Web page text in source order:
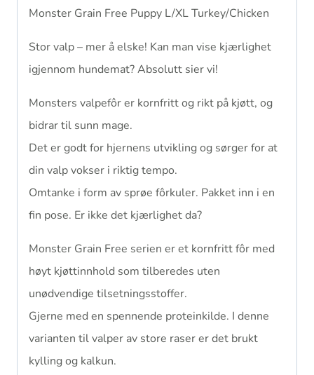
Monster Grain Free Puppy L/XL Turkey/Chicken
Stor valp – mer å elske! Kan man vise kjærlighet
igjennom hundemat? Absolutt sier vi!
Monsters valpefôr er kornfritt og rikt på kjøtt, og
bidrar til sunn mage.
Det er godt for hjernens utvikling og sørger for at
din valp vokser i riktig tempo.
Omtanke i form av sprøe fôrkuler. Pakket inn i en
fin pose. Er ikke det kjærlighet da?
Monster Grain Free serien er et kornfritt fôr med
høyt kjøttinnhold som tilberedes uten
unødvendige tilsetningsstoffer.
Gjerne med en spennende proteinkilde. I denne
varianten til valper av store raser er det brukt
kylling og kalkun.